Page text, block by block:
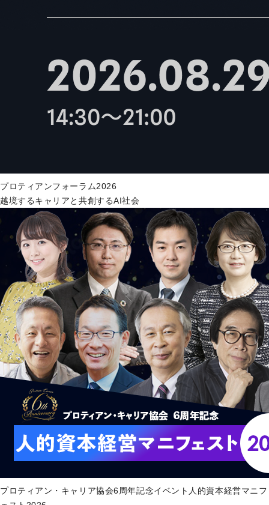
プロティアンフォーラム2026
越境するキャリアと共創するAI社会
プロティアン・キャリア協会6周年記念イベント人的資本経営マニフ